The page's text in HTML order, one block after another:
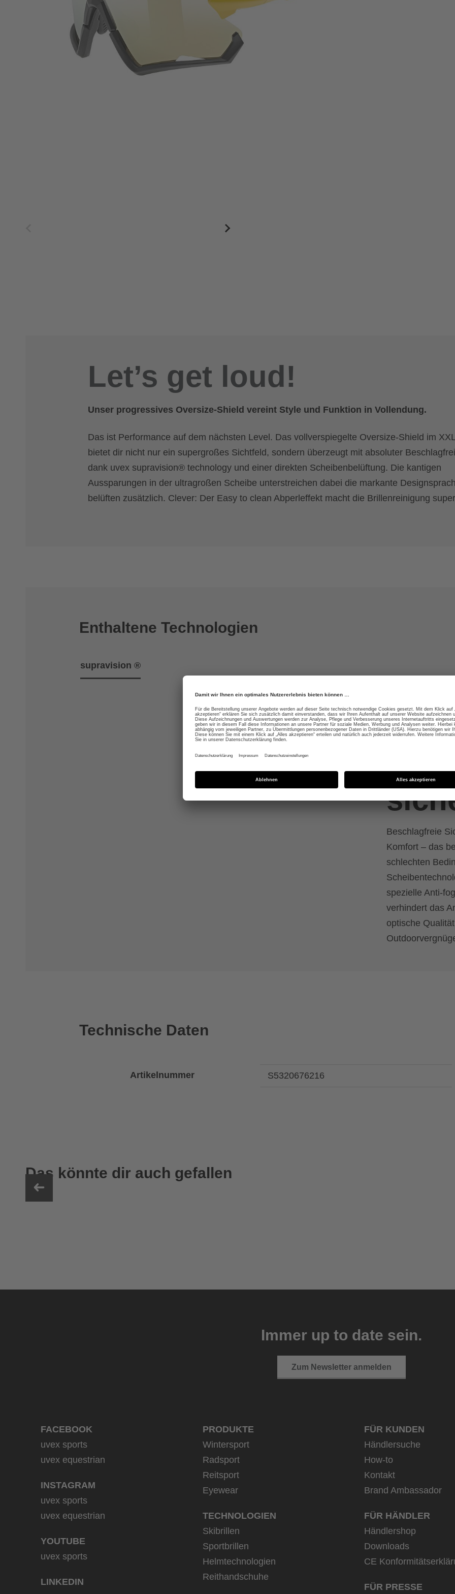
Let’s get loud!
Unser progressives Oversize-Shield vereint Style und Funktion in Vollendung.
Das ist Performance auf dem nächsten Level. Das vollverspiegelte Oversize-Shield im
bietet dir nicht nur ein supergroßes Sichtfeld, sondern überzeugt mit absoluter
dank uvex supravision® technology und einer direkten Scheibenbelüftung. Die kantigen
Aussparungen in der ultragroßen Scheibe unterstreichen dabei die markante
belüften zusätzlich. Clever: Der Easy to clean Abperleffekt macht die Brillenreinigung
Enthaltene Technologien
supravision ®
Beschlagfreie
Komfort – das
schlechten
spezielle Anti-
verhindert das
optische
Technische Daten
Artikelnummer S5320676216
Das könnte dir auch gefallen
uvex ultimate pace ultra CV
Immer up to date sein.
Zum Newsletter anmelden
FACEBOOK
uvex sports
uvex equestrian
INSTAGRAM
uvex sports
uvex equestrian
YOUTUBE
uvex sports
LINKEDIN
PRODUKTE
Wintersport
Radsport
Reitsport
Eyewear
TECHNOLOGIEN
Skibrillen
Sportbrillen
Helmtechnologien
Reithandschuhe
FÜR KUNDEN
Händlersuche
How-to
Kontakt
Brand Ambassador
FÜR HÄNDLER
Händlershop
Downloads
CE
FÜR PRESSE